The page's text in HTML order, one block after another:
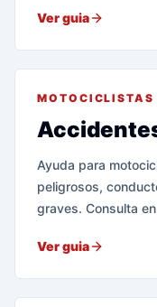
Ver guia
MOTOCICLISTAS
Ayuda para
peligrosos,
graves. Consulta
Ver guia